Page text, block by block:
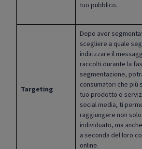
tuo pubblico.
Targeting
Dopo aver
scegliere a quale
indirizzare il
raccolti durante la
segmentazione,
consumatori che più
tuo prodotto o
social media, ti
raggiungere non
individuato, ma
a seconda del loro
online.